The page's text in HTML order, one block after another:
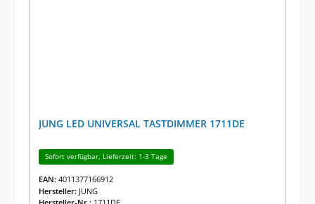
JUNG LED UNIVERSAL TASTDIMMER 1711DE
Sofort verfügbar, Lieferzeit: 1-3 Tage
EAN: 4011377166912
Hersteller: JUNG